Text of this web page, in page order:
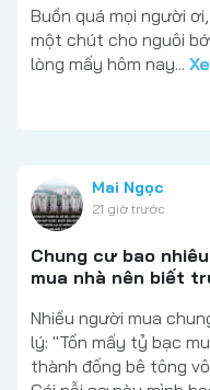
Buồn quá mọi người
một chút cho nguôi
lòng mấy hôm nay...
Mai Ngọc
21 giờ trước
Chung cư bao
mua nhà nên biết
Nhiều người mua
lý: "Tốn mấy tỷ bạc
thành đống bê tông